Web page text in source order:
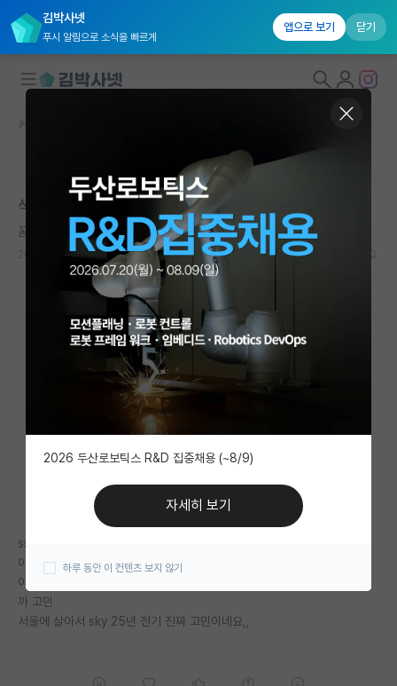
김박사넷
푸시 알림으로 소식을 빠르게
앱으로 보기 닫기
국내대학원 정보
연구실&오픈랩
커뮤니티
커뮤니티 홈
전체글보기
베스트 게시판
IF 명예의전당
자유 게시판(아무개랩)
미국 유학 게시판
미국 대학원 합격 후기 게시판
대학원 합격 후기 게시판
연구실(PI) 홍보 게시판
커뮤니티 홈
본문이 수정되지 않는 박제글입니다.
석사 인건비 얼마받으시나요
꼼꼼한 존 필즈
2024.09.11 26 9482
ssh인데 등록금 빼면 40
아무리 아껴도 밥값하고 하면 마이너스,,
이제 첫학기인데 돈도 맘에 안들고 코스웤도 저랑 안맞는데 자퇴하고 옮길
까 고민
서울에 살아서 sky 25년 전기 진짜 고민이네요,,
2026 두산로보틱스 R&D 집중채용 (~8/9)
자세히 보기
하루 동안 이 컨텐츠 보지 않기